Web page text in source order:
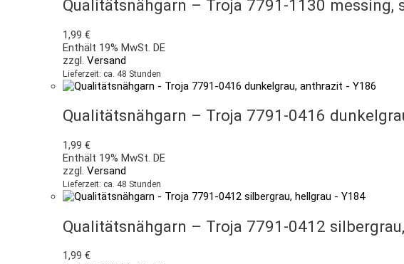
Qualitätsnähgarn – Troja 7791-1130 messing,
1,99 €
Enthält 19% MwSt. DE
zzgl. Versand
Lieferzeit: ca. 48 Stunden
Qualitätsnähgarn – Troja 7791-0416
1,99 €
Enthält 19% MwSt. DE
zzgl. Versand
Lieferzeit: ca. 48 Stunden
Qualitätsnähgarn – Troja 7791-0412
1,99 €